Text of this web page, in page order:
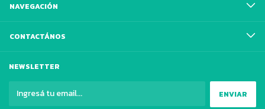
NAVEGACIÓN
CONTACTÁNOS
NEWSLETTER